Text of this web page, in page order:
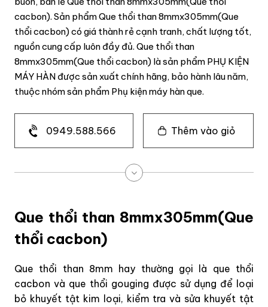
cacbon). Sản phẩm Que thổi than 8mmx305mm(Que
thổi cacbon) có giá thành rẻ cạnh tranh, chất lượng tốt,
nguồn cung cấp luôn đầy đủ. Que thổi than
8mmx305mm(Que thổi cacbon) là sản phẩm PHỤ KIỆN
MÁY HÀN được sản xuất chính hãng, bảo hành lâu năm,
thuộc nhóm sản phẩm Phụ kiện máy hàn que.
0949.588.566 Thêm vào giỏ
Que thổi than 8mmx305mm(Que
thổi cacbon)
Que thổi than 8mm hay thường gọi là que thổi
cacbon và que thổi gouging được sử dụng để loại
bỏ khuyết tật kim loại, kiểm tra và sửa khuyết tật